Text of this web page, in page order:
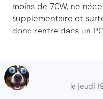
moins de 70W, ne
supplémentaire et
donc rentre dans un
le jeudi